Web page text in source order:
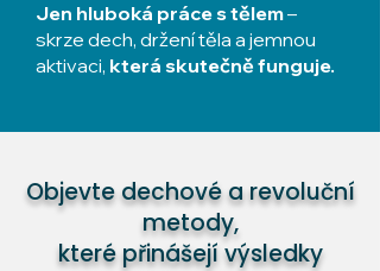
Jen hluboká práce s tělem–
skrze dech, držení těla a jemnou
aktivaci, která skutečně funguje.
Objevte dechové a revoluční
metody,
které přinášejí výsledky